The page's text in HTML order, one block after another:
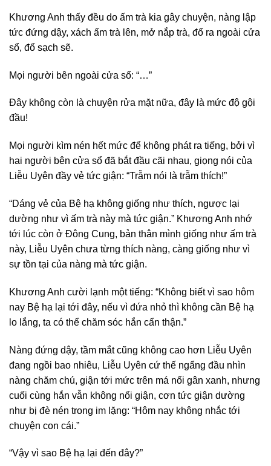
Khương Anh thấy đều do ấm trà kia gây chuyện, nàng lập
tức đứng dậy, xách ấm trà lên, mở nắp trà, đổ ra ngoài cửa
sổ, đổ sạch sẽ.
Mọi người bên ngoài cửa sổ: “…”
Đây không còn là chuyện rửa mặt nữa, đây là mức độ gội
đầu!
Mọi người kìm nén hết mức để không phát ra tiếng, bởi vì
hai người bên cửa sổ đã bắt đầu cãi nhau, giọng nói của
Liễu Uyên đầy vẻ tức giận: “Trẫm nói là trẫm thích!”
“Dáng vẻ của Bệ hạ không giống như thích, ngược lại
dường như vì ấm trà này mà tức giận.” Khương Anh nhớ
tới lúc còn ở Đông Cung, bản thân mình giống như ấm trà
này, Liễu Uyên chưa từng thích nàng, càng giống như vì
sự tồn tại của nàng mà tức giận.
Khương Anh cười lạnh một tiếng: “Không biết vì sao hôm
nay Bệ hạ lại tới đây, nếu vì đứa nhỏ thì không cần Bệ hạ
lo lắng, ta có thể chăm sóc hắn cẩn thận.”
Nàng đứng dậy, tầm mắt cũng không cao hơn Liễu Uyên
đang ngồi bao nhiêu, Liễu Uyên cứ thế ngẩng đầu nhìn
nàng chăm chú, giận tới mức trên má nổi gân xanh, nhưng
cuối cùng hắn vẫn không nổi giận, cơn tức giận dường
như bị đè nén trong im lặng: “Hôm nay không nhắc tới
chuyện con cái.”
“Vậy vì sao Bệ hạ lại đến đây?”